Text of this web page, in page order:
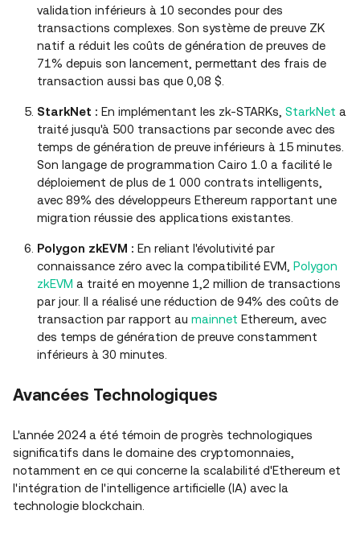
validation inférieurs à 10 secondes pour des
transactions complexes. Son système de preuve ZK
natif a réduit les coûts de génération de preuves de
71% depuis son lancement, permettant des frais de
transaction aussi bas que 0,08 $.
StarkNet : En implémentant les zk-STARKs, StarkNet a
traité jusqu'à 500 transactions par seconde avec des
temps de génération de preuve inférieurs à 15 minutes.
Son langage de programmation Cairo 1.0 a facilité le
déploiement de plus de 1 000 contrats intelligents,
avec 89% des développeurs Ethereum rapportant une
migration réussie des applications existantes.
Polygon zkEVM : En reliant l'évolutivité par
connaissance zéro avec la compatibilité EVM, Polygon
zkEVM a traité en moyenne 1,2 million de transactions
par jour. Il a réalisé une réduction de 94% des coûts de
transaction par rapport au mainnet Ethereum, avec
des temps de génération de preuve constamment
inférieurs à 30 minutes.
Avancées Technologiques
L'année 2024 a été témoin de progrès technologiques
significatifs dans le domaine des cryptomonnaies,
notamment en ce qui concerne la scalabilité d'Ethereum et
l'intégration de l'intelligence artificielle (IA) avec la
technologie blockchain.